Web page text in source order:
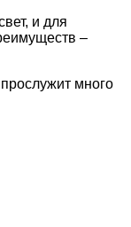
и для
–
много